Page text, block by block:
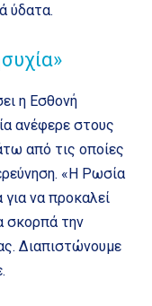
ύδατα.
η Εσθονή
ανέφερε στους
από τις οποίες
«Η Ρωσία
να προκαλεί
σκορπά την
Διαπιστώνουμε